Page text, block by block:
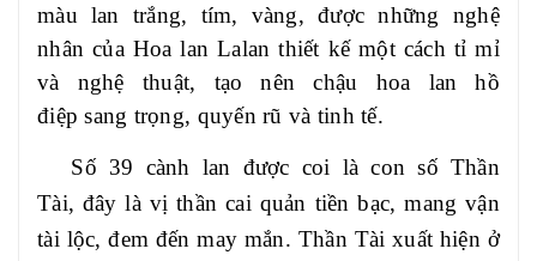
màu lan trắng, tím, vàng, được những nghệ
nhân củaHoa lan Lalanthiết kế một cách tỉ mỉ
và nghệ thuật, tạo nên chậu hoa lan hồ
điệp sang trọng, quyến rũ và tinh tế.
Số 39 cành lan được coi là con số Thần
Tài, đây là vị thần cai quản tiền bạc, mang vận
tài lộc, đem đến may mắn. Thần Tài xuất hiện ở